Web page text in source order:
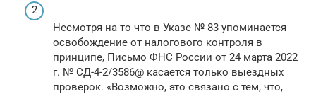
Несмотря на то что в Указе № 83 упоминается
освобождение от налогового контроля в
принципе, Письмо ФНС России от 24 марта 2022
г. № СД-4-2/3586@ касается только выездных
проверок. «Возможно, это связано с тем, что,